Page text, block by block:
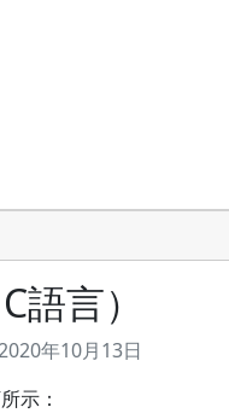
言）
年10月13日
示：